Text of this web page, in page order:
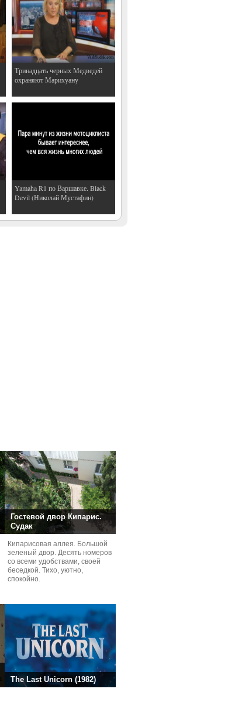
Тринадцать черных Медведей
охраняют Марихуану
Yamaha R1 по Варшавке. Black
Devil (Николай Мустафин)
Гостевой двор Кипарис.
Судак
Кипарисовая аллея. Большой
зеленый двор. Десять номеров
со всеми удобствами, своей
беседкой. Тихо, уютно,
спокойно.
The Last Unicorn (1982)